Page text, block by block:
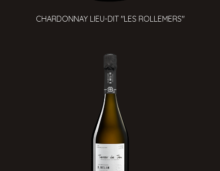
CHARDONNAY LIEU-DIT "LES ROLLEMERS"